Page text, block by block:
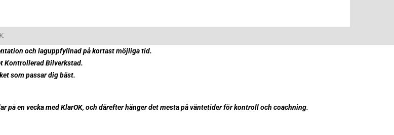
och laguppfyllnad på kortast möjliga tid.
Kontrollerad Bilverkstad.
som passar dig bäst.
en vecka med KlarOK, och därefter hänger det mesta på väntetider för kontroll och coachning.